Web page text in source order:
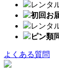
レンタ
初回お
レンタ
ピン類
よくある質問